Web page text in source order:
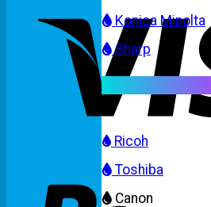
Konica Minolta
Sharp
Ricoh
Toshiba
Canon